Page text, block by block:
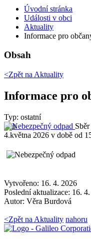
Úvodní stránka
Události v obci
Aktuality
Informace pro
Obsah
<Zpět na Aktuality
Informace pro
Typ: ostatní
4.května 2026 v době od
Vytvořeno: 16. 4. 2026
Poslední aktualizace: 16.
Autor: Věra Burdová
<Zpět na Aktuality nahoru